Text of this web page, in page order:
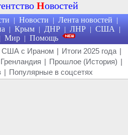
Новостей
| Новости | Лента новостей |
| Крым | ДНР | ЛНР | США |
Мир | Помощь
США с Ираном | Итоги 2025 года |
Гренландия | Прошлое (История) |
| Популярные в соцсетях